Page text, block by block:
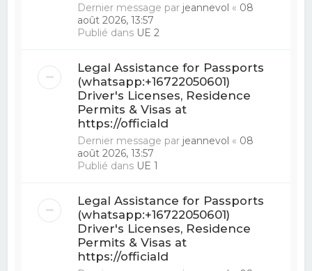
Dernier message par jeannevol « 08
août 2026, 13:57
Publié dans UE 2
Legal Assistance for Passports
(whatsapp:+16722050601)
Driver's Licenses, Residence
Permits & Visas at
https://officiald
Dernier message par jeannevol « 08
août 2026, 13:57
Publié dans UE 1
Legal Assistance for Passports
(whatsapp:+16722050601)
Driver's Licenses, Residence
Permits & Visas at
https://officiald